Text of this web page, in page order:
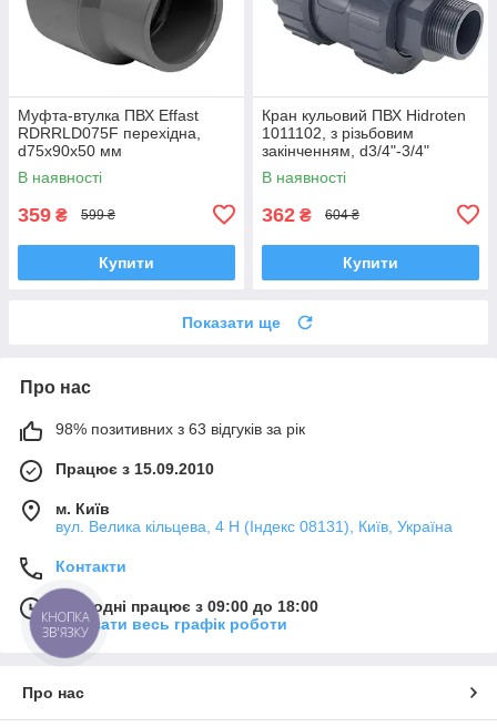
Муфта-втулка ПВХ Effast
RDRRLD075F перехідна,
d75x90x50 мм
В наявності
359 ₴ 599 ₴
Купити
Кран кульовий ПВХ Hidroten
1011102, з різьбовим
закінченням, d3/4"-3/4"
В наявності
362 ₴ 604 ₴
Купити
Показати ще
Про нас
98% позитивних з 63 відгуків за рік
Працює з 15.09.2010
м. Київ
вул. Велика кільцева, 4 Н (Індекс 08131), Київ, Україна
Контакти
Сьогодні працює з 09:00 до 18:00
Показати весь графік роботи
Про нас
КНОПКА
ЗВ'ЯЗКУ